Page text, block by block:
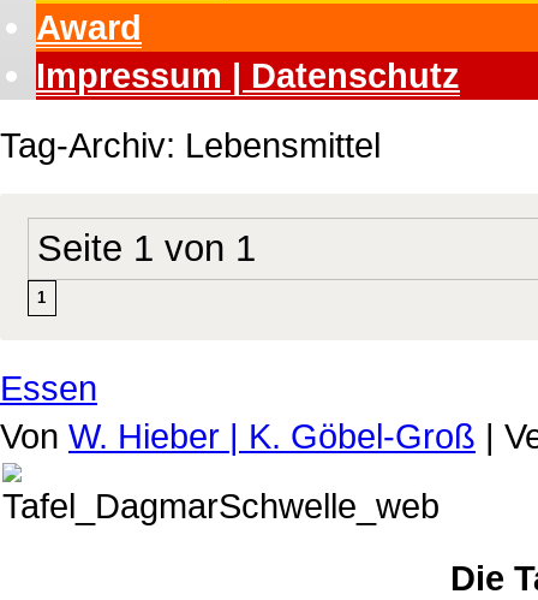
Award
Impressum | Datenschutz
Tag-Archiv: Lebensmittel
Seite 1 von 1
1
Essen
Von W. Hieber | K. Göbel-Groß |
Die